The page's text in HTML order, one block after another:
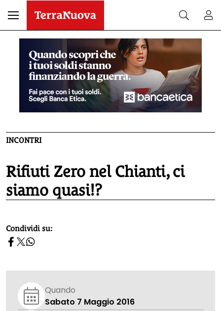
INCONTRI
Rifiuti Zero nel Chianti, ci
siamo quasi!?
homepage h2
Condividi su:
Quando
Sabato 7 Maggio 2016